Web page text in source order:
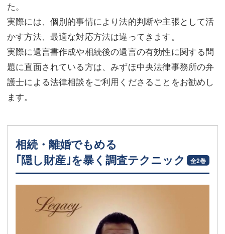
た。
実際には、個別的事情により法的判断や主張として活
かす方法、最適な対応方法は違ってきます。
実際に遺言書作成や相続後の遺言の有効性に関する問
題に直面されている方は、みずほ中央法律事務所の弁
護士による法律相談をご利用くださることをお勧めし
ます。
相続・離婚でもめる
｢隠し財産｣を暴く調査テクニック
全2巻